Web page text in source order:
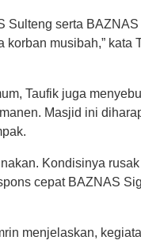
Sulteng serta
musibah,” kata
Taufik juga
Masjid ini
Kondisinya
cepat BAZNAS
menjelaskan,